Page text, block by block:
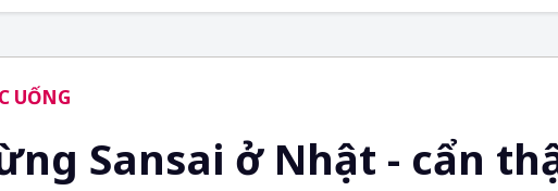
UỐNG
Sansai ở Nhật - cẩn